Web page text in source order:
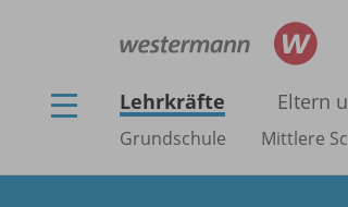
Lehrkräfte Eltern
Grundschule Mittlere